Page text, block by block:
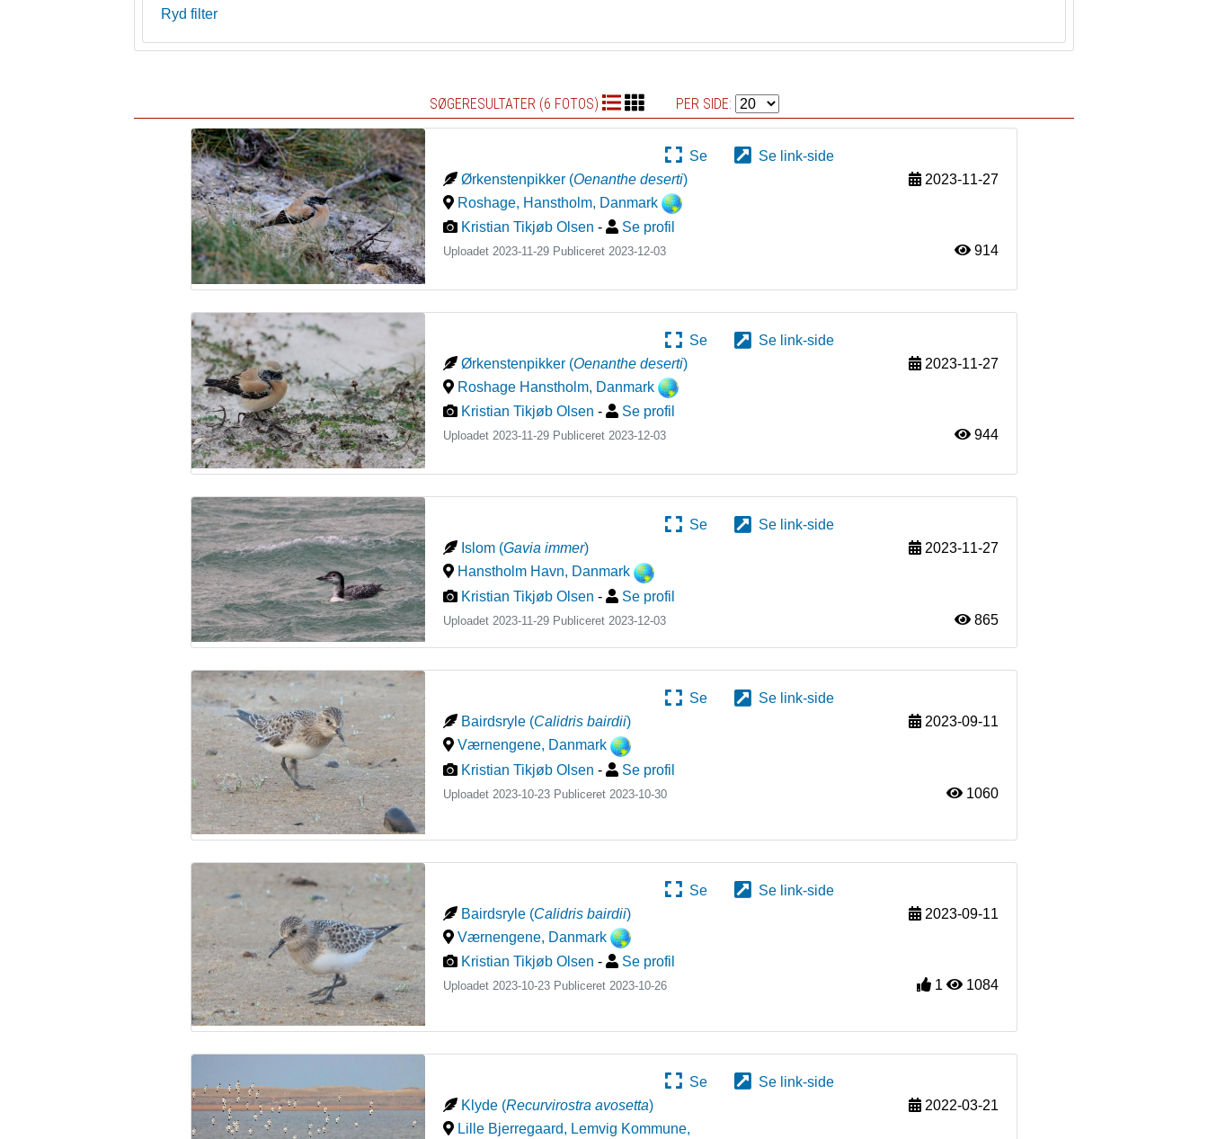
Ryd filter
SØGERESULTATER (6 FOTOS) PER SIDE:
Se
Se link-side
Ørkenstenpikker (Oenanthe deserti)
2023-11-27
Roshage, Hanstholm, Danmark
Kristian Tikjøb Olsen - Se profil
Uploadet 2023-11-29 Publiceret2023-12-03 914
Se
Se link-side
Ørkenstenpikker (Oenanthe deserti)
2023-11-27
Roshage Hanstholm, Danmark
Kristian Tikjøb Olsen - Se profil
Uploadet 2023-11-29 Publiceret2023-12-03 944
Se
Se link-side
Islom (Gavia immer)
2023-11-27
Hanstholm Havn, Danmark
Kristian Tikjøb Olsen - Se profil
Uploadet 2023-11-29 Publiceret 2023-12-03 865
Se
Se link-side
Bairdsryle (Calidris bairdii)
2023-09-11
Værnengene, Danmark
Kristian Tikjøb Olsen - Se profil
Uploadet 2023-10-23 Publiceret 2023-10-30 1060
Se
Se link-side
Bairdsryle (Calidris bairdii)
2023-09-11
Værnengene, Danmark
Kristian Tikjøb Olsen - Se profil
Uploadet 2023-10-23 Publiceret 2023-10-26 1 1084
Se
Se link-side
Klyde (Recurvirostra avosetta)
2022-03-21
Lille Bjerregaard, Lemvig Kommune,